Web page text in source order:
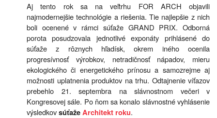
Aj tento rok sa na veľtrhu FOR ARCH objavili
najmodernejšie technológie a riešenia. Tie najlepšie z nich
boli ocenené v rámci súťaže GRAND PRIX. Odborná
porota posudzovala jednotlivé exponáty prihlásené do
súťaže z rôznych hľadísk, okrem iného ocenila
progresívnosť výrobkov, netradičnosť nápadov, mieru
ekologického či energetického prínosu a samozrejme aj
možnosti uplatnenia produktov na trhu. Odtajnenie víťazov
prebehlo 21. septembra na slávnostnom večeri v
Kongresovej sále. Po ňom sa konalo slávnostné vyhlásenie
výsledkovsúťažeArchitekt roku.